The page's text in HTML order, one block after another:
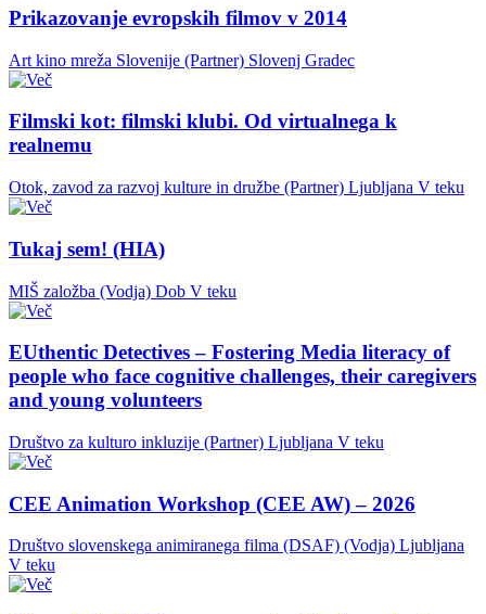
Prikazovanje evropskih filmov v 2014
Art kino mreža Slovenije (Partner) Slovenj Gradec
Filmski kot: filmski klubi. Od virtualnega k
realnemu
Otok, zavod za razvoj kulture in družbe (Partner) Ljubljana V teku
Tukaj sem! (HIA)
MIŠ založba (Vodja) Dob V teku
EUthentic Detectives – Fostering Media literacy of
people who face cognitive challenges, their caregivers
and young volunteers
Društvo za kulturo inkluzije (Partner) Ljubljana V teku
CEE Animation Workshop (CEE AW) – 2026
Društvo slovenskega animiranega filma (DSAF) (Vodja) Ljubljana
V teku